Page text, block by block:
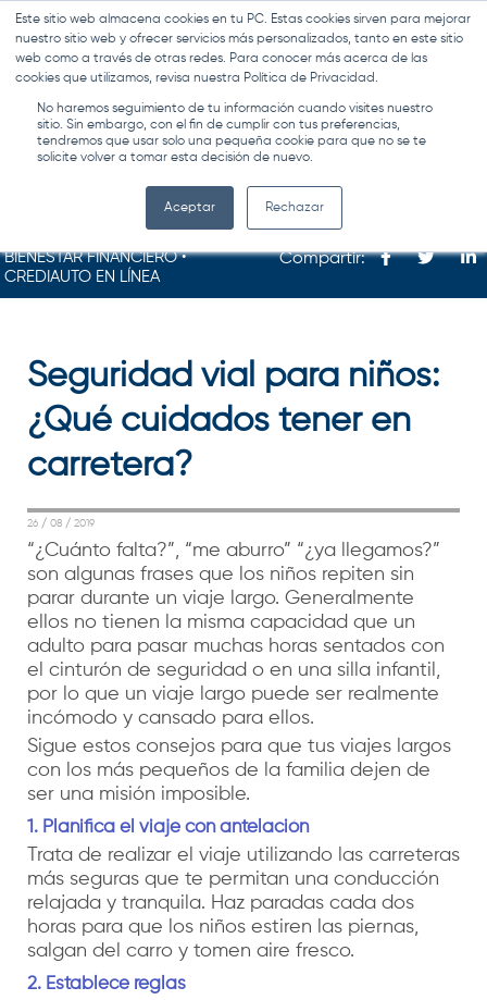
Este sitio web almacena cookies en tu PC. Estas cookies sirven para mejorar
nuestro sitio web y ofrecer servicios más personalizados, tanto en este sitio
web como a través de otras redes. Para conocer más acerca de las
cookies que utilizamos, revisa nuestra Política de Privacidad.
No haremos seguimiento de tu información cuando visites nuestro
sitio. Sin embargo, con el fin de cumplir con tus preferencias,
tendremos que usar solo una pequeña cookie para que no se te
solicite volver a tomar esta decisión de nuevo.
Aceptar Rechazar
MENÚ
BIENESTAR FINANCIERO •
CREDIAUTO EN LÍNEA
Compartir:
Seguridad vial para niños:
¿Qué cuidados tener en
carretera?
26 / 08 / 2019
“¿Cuánto falta?”, “me aburro” “¿ya llegamos?”
son algunas frases que los niños repiten sin
parar durante un viaje largo. Generalmente
ellos no tienen la misma capacidad que un
adulto para pasar muchas horas sentados con
el cinturón de seguridad o en una silla infantil,
por lo que un viaje largo puede ser realmente
incómodo y cansado para ellos.
Sigue estos consejos para que tus viajes largos
con los más pequeños de la familia dejen de
ser una misión imposible.
1. Planifica el viaje con antelación
Trata de realizar el viaje utilizando las carreteras
más seguras que te permitan una conducción
relajada y tranquila. Haz paradas cada dos
horas para que los niños estiren las piernas,
salgan del carro y tomen aire fresco.
2. Establece reglas